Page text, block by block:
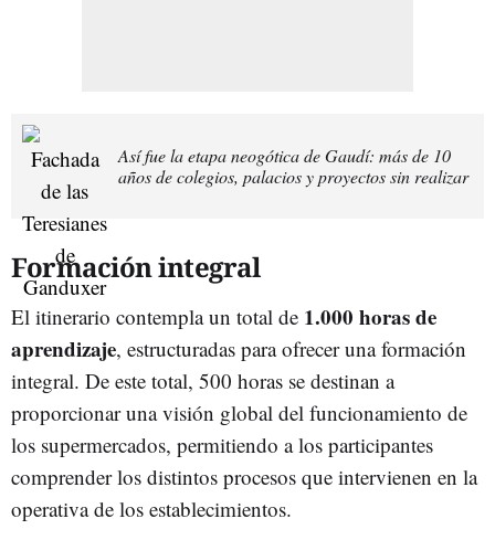
Así fue la etapa neogótica de Gaudí: más de 10
años de colegios, palacios y proyectos sin realizar
Formación integral
El itinerario contempla un total de 1.000 horas de
aprendizaje, estructuradas para ofrecer una formación
integral. De este total, 500 horas se destinan a
proporcionar una visión global del funcionamiento de
los supermercados, permitiendo a los participantes
comprender los distintos procesos que intervienen en la
operativa de los establecimientos.